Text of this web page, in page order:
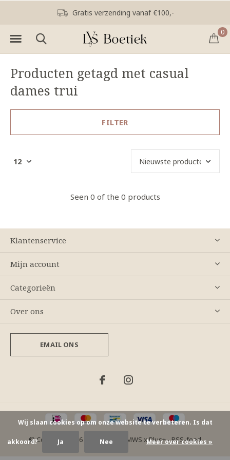
0
Gratis verzending vanaf €100,-
Producten getagd met casual
dames trui
FILTER
Seen 0 of the 0 products
Klantenservice
Mijn account
Categorieën
Over ons
EMAIL ONS
© Copyright 2026 - Theme By DMWS xPlus+-RSS-feed
Wij slaan cookies op om onze website te verbeteren. Is dat
akkoord? Ja Nee Meer over cookies »